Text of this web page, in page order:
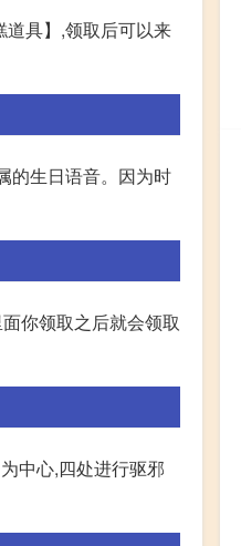
道具】,领取后可以来
的生日语音。因为时
你领取之后就会领取
中心,四处进行驱邪